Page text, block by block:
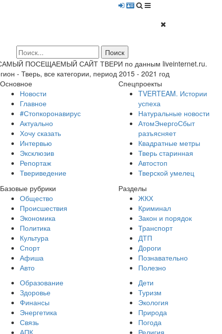
ПОСЕЩАЕМЫЙ САЙТ ТВЕРИ по данным liveinternet.ru.
- Тверь, все категории, период 2015 - 2021 год
Основное
Новости
Главное
#Стопкоронавирус
Актуально
Хочу сказать
Интервью
Эксклюзив
Репортаж
Твериведение
Спецпроекты
TVERTEAM. Истории
успеха
Натуральные новости
АтомЭнергоСбыт
разъясняет
Квадратные метры
Тверь старинная
Автостоп
Тверской умелец
Базовые рубрики
Общество
Происшествия
Экономика
Политика
Культура
Спорт
Афиша
Авто
Разделы
ЖКХ
Криминал
Закон и порядок
Транспорт
ДТП
Дороги
Познавательно
Полезно
Образование
Здоровье
Финансы
Энергетика
Связь
АПК
Дети
Туризм
Экология
Природа
Погода
Религия